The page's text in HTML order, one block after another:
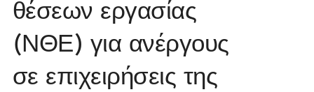
θέσεων εργασίας
(ΝΘΕ) για ανέργους
σε επιχειρήσεις της